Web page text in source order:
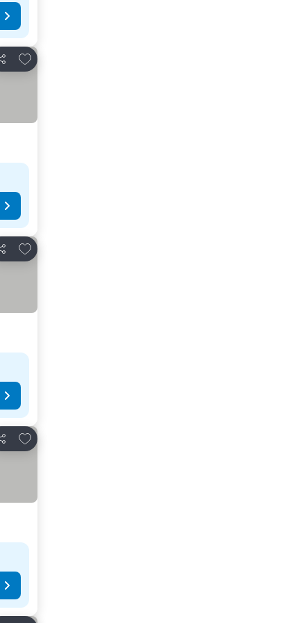
Del
Legg til i favoritter
Del
Legg til i favoritter
Del
Legg til i favoritter